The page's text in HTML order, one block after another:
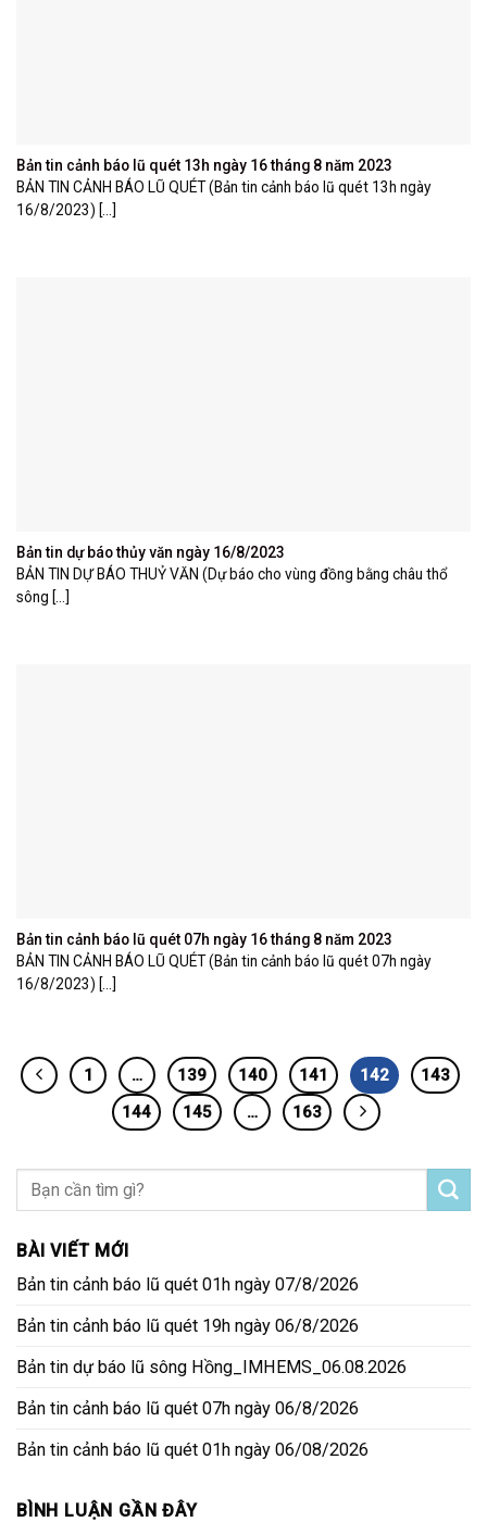
Bản tin cảnh báo lũ quét 13h ngày 16 tháng 8 năm 2023
BẢN TIN CẢNH BÁO LŨ QUÉT (Bản tin cảnh báo lũ quét 13h ngày
16/8/2023) [...]
Bản tin dự báo thủy văn ngày 16/8/2023
BẢN TIN DỰ BÁO THUỶ VĂN (Dự báo cho vùng đồng bằng châu thổ
sông [...]
Bản tin cảnh báo lũ quét 07h ngày 16 tháng 8 năm 2023
BẢN TIN CẢNH BÁO LŨ QUÉT (Bản tin cảnh báo lũ quét 07h ngày
16/8/2023) [...]
1 … 139 140 141 142
143
144
145 … 163
BÀI VIẾT MỚI
Bản tin cảnh báo lũ quét 01h ngày 07/8/2026
Bản tin cảnh báo lũ quét 19h ngày 06/8/2026
Bản tin dự báo lũ sông Hồng_IMHEMS_06.08.2026
Bản tin cảnh báo lũ quét 07h ngày 06/8/2026
Bản tin cảnh báo lũ quét 01h ngày 06/08/2026
BÌNH LUẬN GẦN ĐÂY